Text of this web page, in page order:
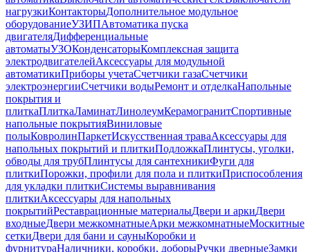
нагрузкиКонтакторыДополнительное модульное
оборудованиеУЗИПАвтоматика пуска
двигателяДифференциальные
автоматыУЗОКонденсаторыКомплексная защита
электродвигателейАксессуары для модульной
автоматикиПриборы учетаСчетчики газаСчетчики
электроэнергииСчетчики водыРемонт и отделкаНапольные
покрытия и
плиткаПлиткаЛаминатЛинолеумКерамогранитСпортивные
напольные покрытияВиниловые
полыКовролинПаркетИскусственная траваАксессуары для
напольных покрытий и плиткиПодложкаПлинтусы, уголки,
обводы для трубПлинтусы для сантехникиФуги для
плиткиПорожки, профили для пола и плиткиПриспособления
для укладки плиткиСистемы выравнивания
плиткиАксессуары для напольных
покрытийРеставрационные материалыДвери и аркиДвери
входныеДвери межкомнатныеАрки межкомнатныеМоскитные
сеткиДвери для бани и сауныКоробки и
фурнитураНаличники, коробки, доборыРучки дверныеЗамки